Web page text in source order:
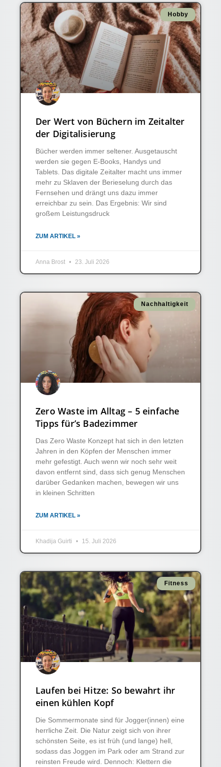
Hobby
Der Wert von Büchern im Zeitalter
der Digitalisierung
Bücher werden immer seltener. Ausgetauscht
werden sie gegen E-Books, Handys und
Tablets. Das digitale Zeitalter macht uns immer
mehr zu Sklaven der Berieselung durch das
Fernsehen und drängt uns dazu immer
erreichbar zu sein. Das Ergebnis: Wir sind
großem Leistungsdruck
ZUM ARTIKEL »
Anna Brost 23. Juli 2026
Nachhaltigkeit
Zero Waste im Alltag – 5 einfache
Tipps für’s Badezimmer
Das Zero Waste Konzept hat sich in den letzten
Jahren in den Köpfen der Menschen immer
mehr gefestigt. Auch wenn wir noch sehr weit
davon entfernt sind, dass sich genug Menschen
darüber Gedanken machen, bewegen wir uns
in kleinen Schritten
ZUM ARTIKEL »
Khadija Guirti 15. Juli 2026
Fitness
Laufen bei Hitze: So bewahrt ihr
einen kühlen Kopf
Die Sommermonate sind für Jogger(innen) eine
herrliche Zeit. Die Natur zeigt sich von ihrer
schönsten Seite, es ist früh (und lange) hell,
sodass das Joggen im Park oder am Strand zur
reinsten Freude wird. Dennoch: Klettern die